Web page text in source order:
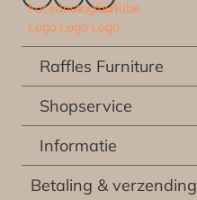
Raffles Furniture
Shopservice
Informatie
Betaling & verzending